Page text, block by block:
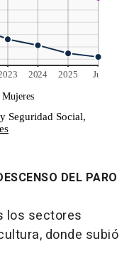
DEL PARO
los sectores
donde subió